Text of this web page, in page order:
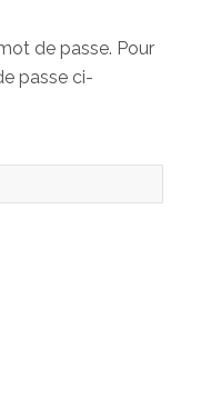
de passe. Pour
passe ci-